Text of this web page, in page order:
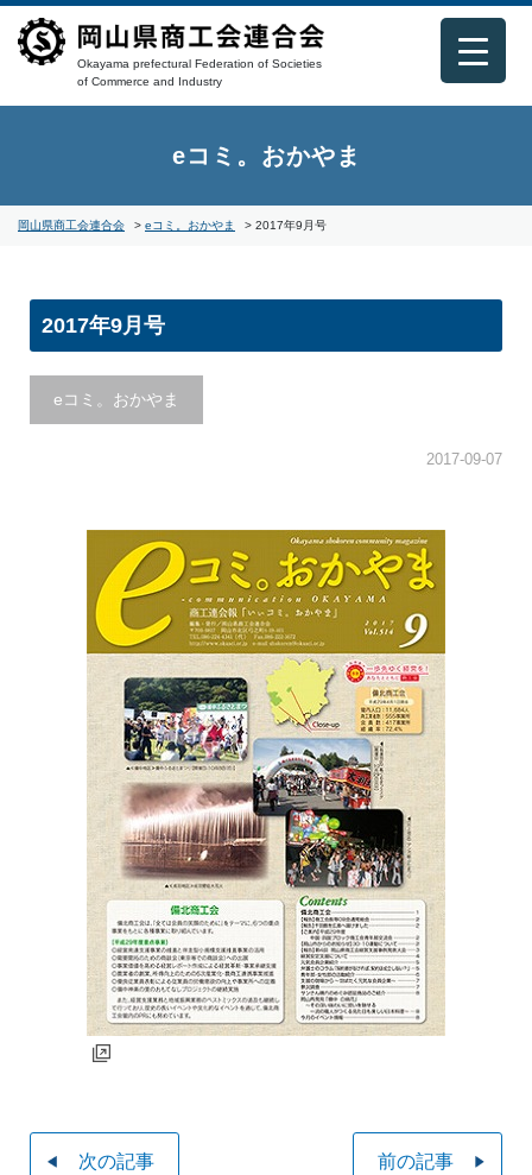
Okayama prefectural Federation of Societies
of Commerce and Industry
eコミ。おかやま
岡山県商工会連合会 > eコミ。おかやま > 2017年9月号
2017年9月号
eコミ。おかやま
2017-09-07
次の記事 前の記事